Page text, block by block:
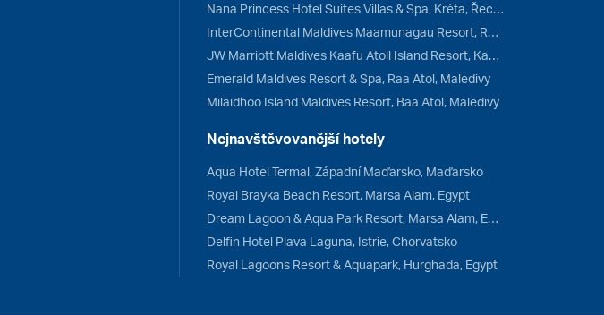
Nana Princess Hotel Suites Villas & Spa, Kréta, Řecko
InterContinental Maldives Maamunagau Resort, Raa Atol, Maledivy
JW Marriott Maldives Kaafu Atoll Island Resort, Kaafu Atol, Maledivy
Emerald Maldives Resort & Spa, Raa Atol, Maledivy
Milaidhoo Island Maldives Resort, Baa Atol, Maledivy
Nejnavštěvovanější hotely
Aqua Hotel Termal, Západní Maďarsko, Maďarsko
Royal Brayka Beach Resort, Marsa Alam, Egypt
Dream Lagoon & Aqua Park Resort, Marsa Alam, Egypt
Delfin Hotel Plava Laguna, Istrie, Chorvatsko
Royal Lagoons Resort & Aquapark, Hurghada, Egypt